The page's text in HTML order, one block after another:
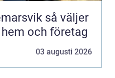
så väljer
och företag
03 augusti 2026